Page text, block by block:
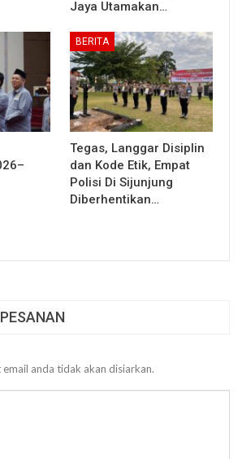
Jaya Utamakan…
BERITA
Tegas, Langgar Disiplin
dan Kode Etik, Empat
Polisi Di Sijunjung
Diberhentikan…
anda tidak akan disiarkan.